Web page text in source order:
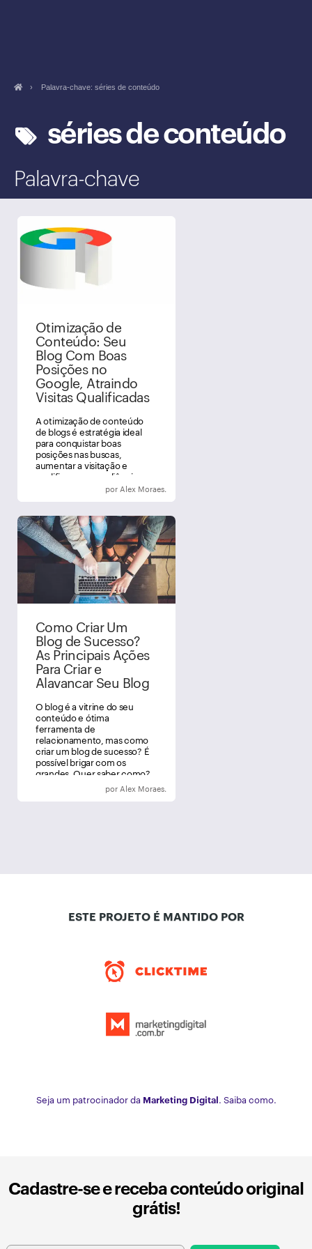
› Palavra-chave: séries de conteúdo
séries de conteúdo
Palavra-chave
Otimização de
Conteúdo: Seu
Blog Com Boas
Posições no
Google, Atraindo
Visitas Qualificadas
A otimização de conteúdo
de blogs é estratégia ideal
para conquistar boas
posições nas buscas,
aumentar a visitação e
qualificar a sua audiência.
por Alex Moraes.
Como Criar Um
Blog de Sucesso?
As Principais Ações
Para Criar e
Alavancar Seu Blog
O blog é a vitrine do seu
conteúdo e ótima
ferramenta de
relacionamento, mas como
criar um blog de sucesso? É
possível brigar com os
grandes. Quer saber como?
por Alex Moraes.
ESTE PROJETO É MANTIDO POR
Seja um patrocinador da Marketing Digital. Saiba como.
Cadastre-se e receba conteúdo original
grátis!